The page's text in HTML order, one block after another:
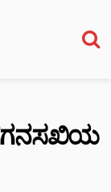
ಗಗನಸಖಿಯ